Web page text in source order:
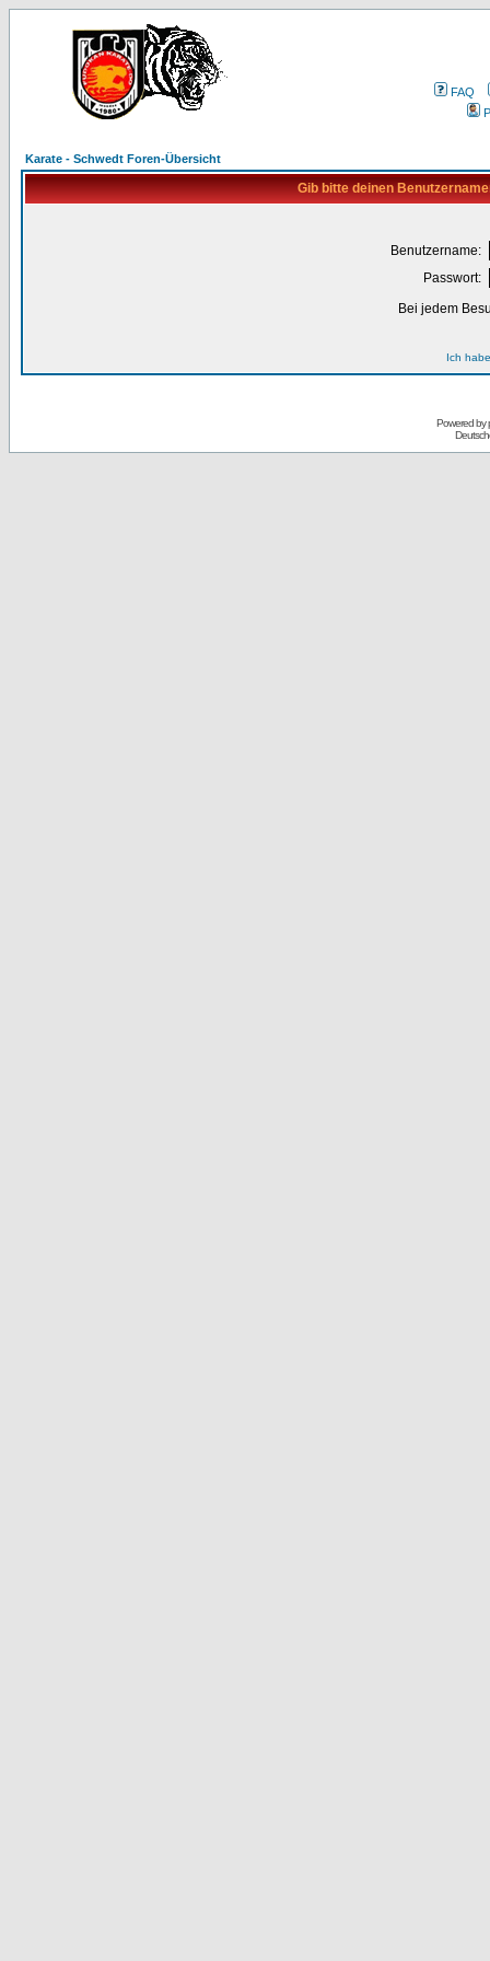
FAQ
Karate - Schwedt Foren-Übersicht
Gib bitte deinen
Benutzername:
Passwort:
Bei jedem
Ich
Powered by